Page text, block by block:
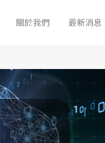
關於我們 最新消息